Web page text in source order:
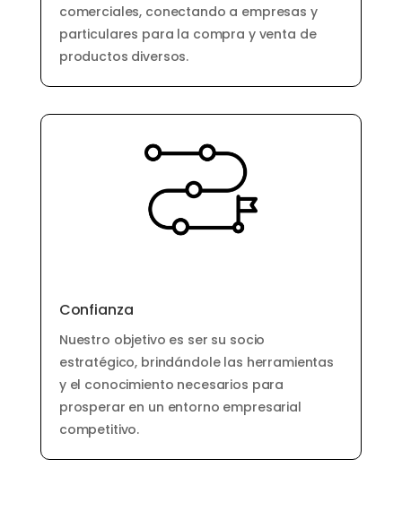
comerciales, conectando a empresas y
particulares para la compra y venta de
productos diversos.
Confianza
Nuestro objetivo es ser su socio
estratégico, brindándole las herramientas
y el conocimiento necesarios para
prosperar en un entorno empresarial
competitivo.